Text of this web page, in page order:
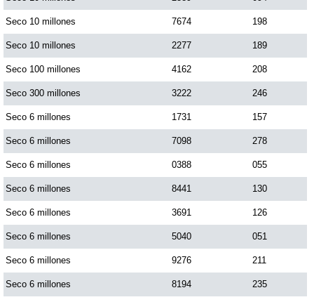
Seco 10 millones 7674 198
Seco 10 millones 2277 189
Seco 100 millones 4162 208
Seco 300 millones 3222 246
Seco 6 millones 1731 157
Seco 6 millones 7098 278
Seco 6 millones 0388 055
Seco 6 millones 8441 130
Seco 6 millones 3691 126
Seco 6 millones 5040 051
Seco 6 millones 9276 211
Seco 6 millones 8194 235